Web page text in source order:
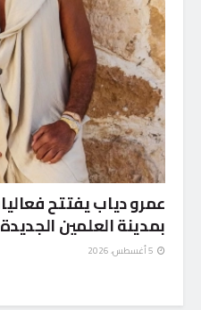
بمدينة العلمين الجديدة